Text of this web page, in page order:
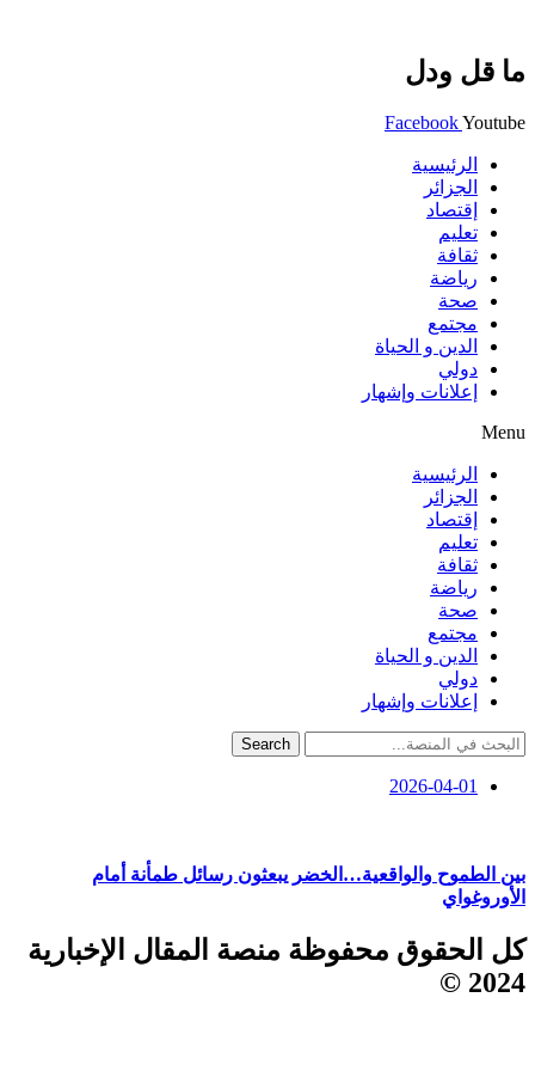
ما قل ودل
FacebookYoutube
الرئيسية
الجزائر
إقتصاد
تعليم
ثقافة
رياضة
صحة
مجتمع
الدين و الحياة
دولي
إعلانات وإشهار
Menu
الرئيسية
الجزائر
إقتصاد
تعليم
ثقافة
رياضة
صحة
مجتمع
الدين و الحياة
دولي
إعلانات وإشهار
Search
2026-04-01
بين الطموح والواقعية…الخضر يبعثون رسائل طمأنة أمام
الأوروغواي
كل الحقوق محفوظة منصة المقال الإخبارية
2024 ©